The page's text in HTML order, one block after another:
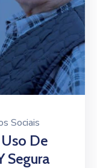
Sociais
De
Segura